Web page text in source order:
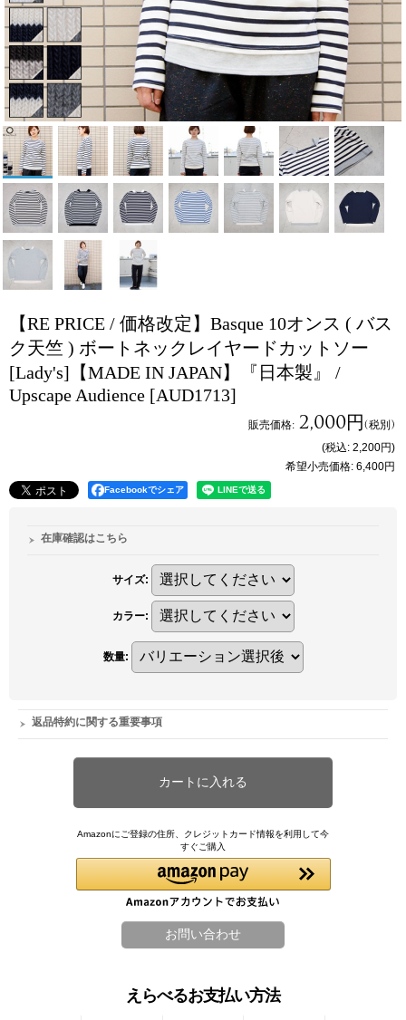
【RE PRICE / 価格改定】Basque 10オンス ( バス
ク天竺 ) ボートネックレイヤードカットソー
[Lady's]【MADE IN JAPAN】『日本製』 /
Upscape Audience [AUD1713]
販売価格: 2,000円(税別)
(税込: 2,200円)
希望小売価格: 6,400円
Facebookでシェア
在庫確認はこちら
サイズ:
カラー:
数量:
返品特約に関する重要事項
Amazonにご登録の住所、クレジットカード情報を利用して今
すぐご購入
えらべるお支払い方法